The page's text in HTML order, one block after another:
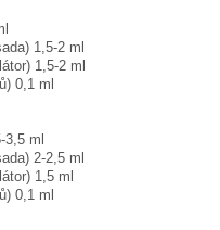
1,5-2 ml
1,5-2 ml
0,1 ml
3,5 ml
2-2,5 ml
1,5 ml
0,1 ml